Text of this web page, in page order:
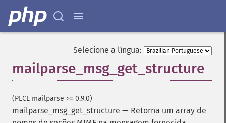
Selecione a língua:
mailparse_msg_get_structure
(PECL mailparse >= 0.9.0)
mailparse_msg_get_structure — Retorna um array de